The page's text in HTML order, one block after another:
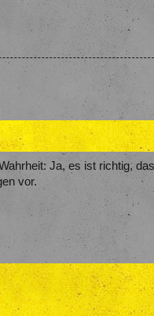
Ja, es ist richtig,
vor.